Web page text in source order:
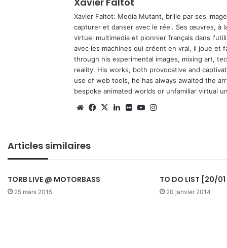
Xavier Faltot: Media Mutant, brille par ses
capturer et danser avec le réel. Ses œuvres, à
virtuel multimedia et pionnier français dans
avec les machines qui créent en vrai, il joue et
through his experimental images, mixing art,
reality. His works, both provocative and
use of web tools, he has always awaited the
bespoke animated worlds or unfamiliar virtual
We Fa
X
Lin Fli Yo
Articles similaires
TORB LIVE @ MOTORBASS
25 mars 2015
TO DO LIST [20/
20 janvier 2014